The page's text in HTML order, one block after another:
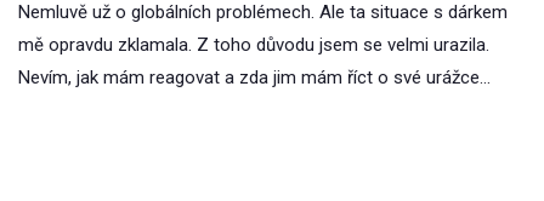
Nemluvě už o globálních problémech. Ale ta situace s dárkem
mě opravdu zklamala. Z toho důvodu jsem se velmi urazila.
Nevím, jak mám reagovat a zda jim mám říct o své urážce…